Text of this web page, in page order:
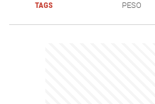
TAGS PESO